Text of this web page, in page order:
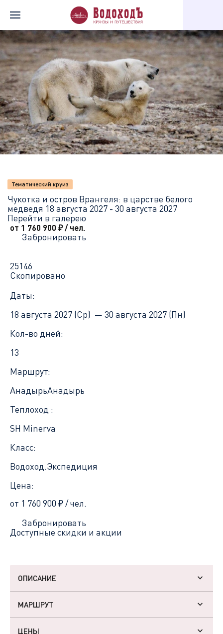
Тематический круиз
Чукотка и остров Врангеля: в царстве белого
медведя 18 августа 2027 - 30 августа 2027
Перейти в галерею
от 1 760 900 ₽/ чел.
Забронировать
25146
Скопировано
Даты:
18 августа 2027 (Ср) — 30 августа 2027 (Пн)
Кол-во дней:
13
Маршрут:
АнадырьАнадырь
Теплоход :
SH Minerva
Класс:
Водоход.Экспедиция
Цена:
от 1 760 900 ₽/ чел.
Забронировать
Доступные скидки и акции
ОПИСАНИЕ
МАРШРУТ
ЦЕНЫ